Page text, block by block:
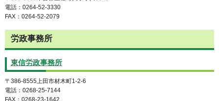
電話：0264-52-3330
FAX：0264-52-2079
労政事務所
東信労政事務所
〒386-8555上田市材木町1-2-6
電話：0268-25-7144
FAX：0268-23-1642